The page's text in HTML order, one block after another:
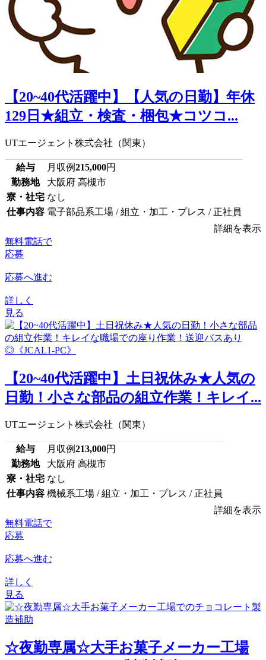
【20~40代活躍中】【人気の日勤】年休
129日★組立・検査・梱包★コツコ...
UTエージェント株式会社（関東）
給与 月収例215,000円
勤務地
大阪府 高槻市
寮・社宅 なし
仕事内容 電子部品系工場 / 組立・加工・プレス / 正社員
詳細を表示
無料電話で
応募
応募へ進む
詳しく
見る
【20~40代活躍中】土日祝休み★人気の
日勤！小さな部品の組立作業！キレイ...
UTエージェント株式会社（関東）
給与 月収例213,000円
勤務地
大阪府 高槻市
寮・社宅 なし
仕事内容 機械系工場 / 組立・加工・プレス / 正社員
詳細を表示
無料電話で
応募
応募へ進む
詳しく
見る
☆夜勤専属☆大手お菓子メーカー工場